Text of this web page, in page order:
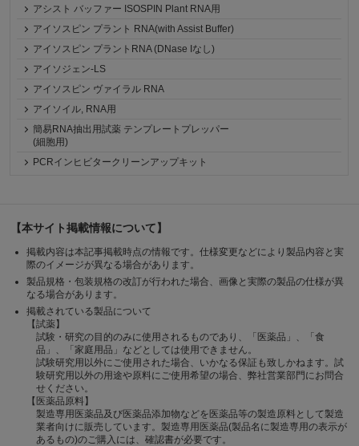
アシスト バッファー ISOSPIN Plant RNA用
アイソスピン プラント RNA(with Assist Buffer)
アイソスピン プラントRNA (DNase Iなし)
アイソジェン-LS
アイソスピン ヴァイラル RNA
アイソイル, RNA用
簡易RNA抽出用試薬 テンプレートプレッパー
(細胞用)
PCRインヒビタークリーンアップキット
【本サイト掲載情報について】
掲載内容は本記事掲載時点の情報です。仕様変更などにより製品内容と実
際のイメージが異なる場合があります。
製品規格・包装規格の改訂が行われた場合、画像と実際の製品の仕様が異
なる場合があります。
掲載されている製品について
【試薬】
試験・研究の目的のみに使用されるものであり、「医薬品」、「食
品」、「家庭用品」などとしては使用できません。
試験研究用以外にご使用された場合、いかなる保証も致しかねます。試
験研究用以外の用途や原料にご使用希望の場合、弊社営業部門にお問合
せください。
【医薬品原料】
製造専用医薬品及び医薬品添加物などを医薬品等の製造原料として製造
業者向けに販売しています。製造専用医薬品(製品名に製造専用の表示が
あるもの)のご購入には、確認書が必要です。